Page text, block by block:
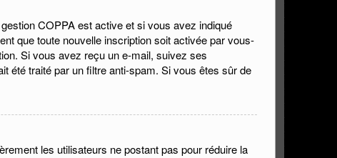
COPPA est active et si vous avez indiqué
que toute nouvelle inscription soit activée par vous-
Si vous avez reçu un e-mail, suivez ses
été traité par un filtre anti-spam. Si vous êtes sûr de
les utilisateurs ne postant pas pour réduire la